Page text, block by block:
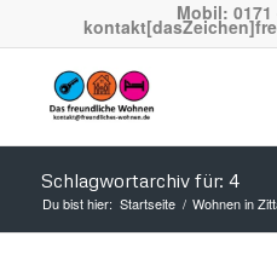
Mobil: 0171
Schlagwortarchiv für: 4
Du bist hier: Startseite / Wohnen in